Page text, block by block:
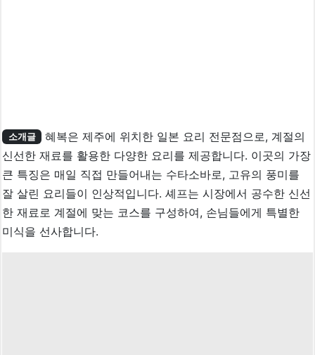
소개글
혜복은 제주에 위치한 일본 요리 전문점으로, 계절의
신선한 재료를 활용한 다양한 요리를 제공합니다. 이곳의 가장
큰 특징은 매일 직접 만들어내는 수타소바로, 고유의 풍미를
잘 살린 요리들이 인상적입니다. 셰프는 시장에서 공수한 신선
한 재료로 계절에 맞는 코스를 구성하여, 손님들에게 특별한
미식을 선사합니다.